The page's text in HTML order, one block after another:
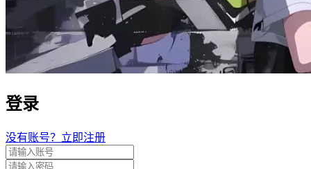
登录
没有账号？立即注册